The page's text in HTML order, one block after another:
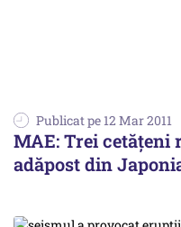
Publicat pe 12 Mar 2011
MAE: Trei
adăpost din